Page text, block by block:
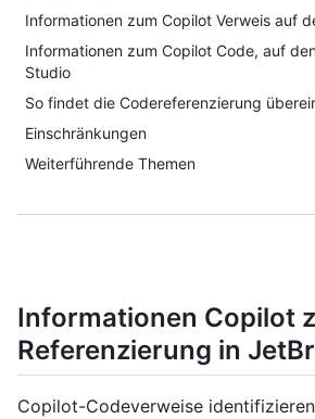
Informationen zum Copilot Verweis auf
Informationen zum Copilot Code, auf
Studio
So findet die Codereferenzierung
Einschränkungen
Weiterführende Themen
Informationen Copilot
Referenzierung in
Copilot-Codeverweise